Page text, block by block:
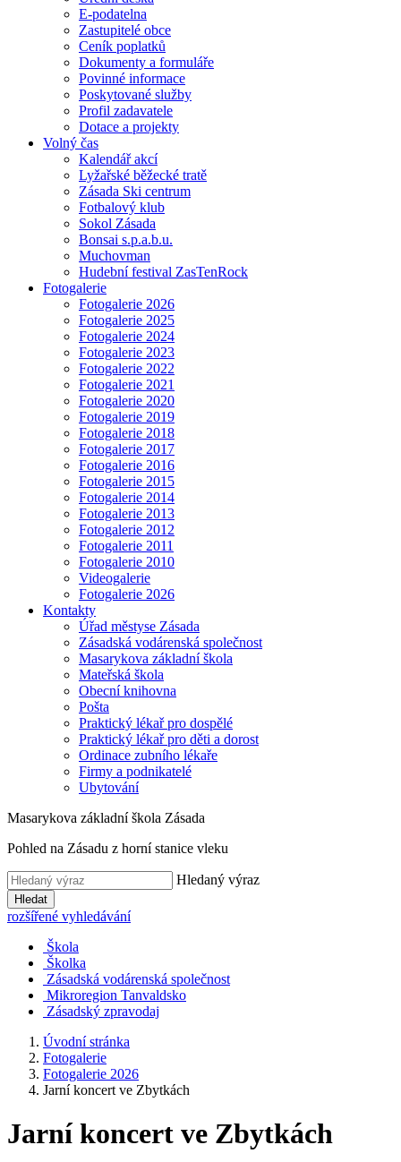
E-podatelna
Zastupitelé obce
Ceník poplatků
Dokumenty a formuláře
Povinné informace
Poskytované služby
Profil zadavatele
Dotace a projekty
Volný čas
Kalendář akcí
Lyžařské běžecké tratě
Zásada Ski centrum
Fotbalový klub
Sokol Zásada
Bonsai s.p.a.b.u.
Muchovman
Hudební festival ZasTenRock
Fotogalerie
Fotogalerie 2026
Fotogalerie 2025
Fotogalerie 2024
Fotogalerie 2023
Fotogalerie 2022
Fotogalerie 2021
Fotogalerie 2020
Fotogalerie 2019
Fotogalerie 2018
Fotogalerie 2017
Fotogalerie 2016
Fotogalerie 2015
Fotogalerie 2014
Fotogalerie 2013
Fotogalerie 2012
Fotogalerie 2011
Fotogalerie 2010
Videogalerie
Fotogalerie 2026
Kontakty
Úřad městyse Zásada
Zásadská vodárenská společnost
Masarykova základní škola
Mateřská škola
Obecní knihovna
Pošta
Praktický lékař pro dospělé
Praktický lékař pro děti a dorost
Ordinace zubního lékaře
Firmy a podnikatelé
Ubytování
Masarykova základní škola Zásada
Pohled na Zásadu z horní stanice vleku
Hledaný výraz
Hledat
rozšířené vyhledávání
Škola
Školka
Zásadská vodárenská společnost
Mikroregion Tanvaldsko
Zásadský zpravodaj
Úvodní stránka
Fotogalerie
Fotogalerie 2026
Jarní koncert ve Zbytkách
Jarní koncert ve Zbytkách